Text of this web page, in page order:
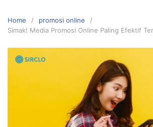
Home
promosi online
Simak! Media Promosi Online Paling Efektif